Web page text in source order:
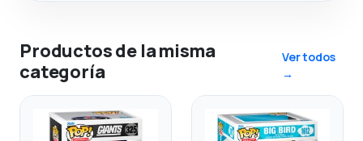
Productos de la misma
categoría
Ver todos
→